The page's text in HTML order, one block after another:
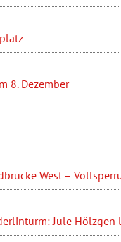
8. Dezember
West –
Jule